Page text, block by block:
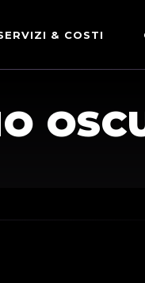
& COSTI
LE NOSTRE PARTNERSHIP